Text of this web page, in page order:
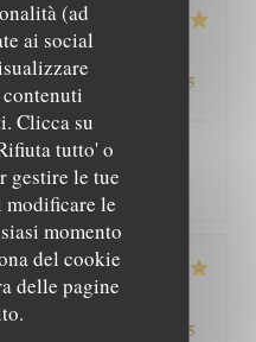
(ad
ai social
Clicca su
tutto' o
gestire le tue
modificare le
momento
del cookie
delle pagine
:5/5 Qualità / Prezzo /5
les papilles il y a pas
prix
/5